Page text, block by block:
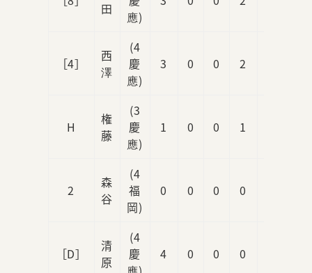
田
應)
［4］
西
澤
(4
慶
應)
3 0 0 2
H
権
藤
(3
慶
應)
1 0 0 1
2
森
谷
(4
福
岡)
0 0 0 0
［D］
清
原
(4
慶
4 0 0 0